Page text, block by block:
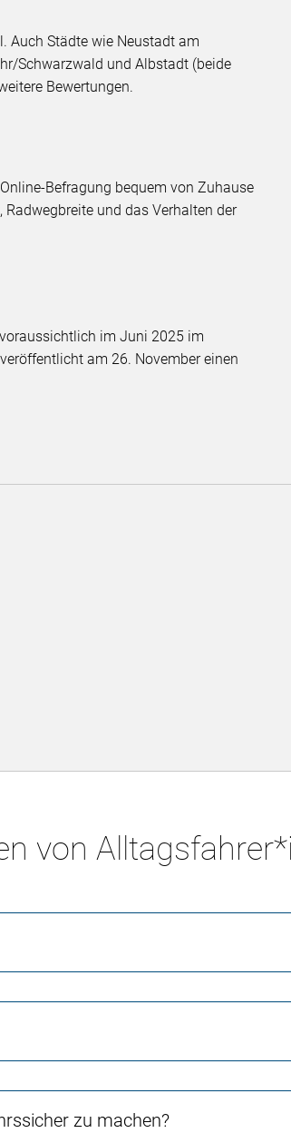
Auch Städte wie Neustadt am
Schwarzwald und Albstadt (beide
Bewertungen.
Befragung bequem von Zuhause
und das Verhalten der
im Juni 2025 im
am 26. November einen
von
zu machen?